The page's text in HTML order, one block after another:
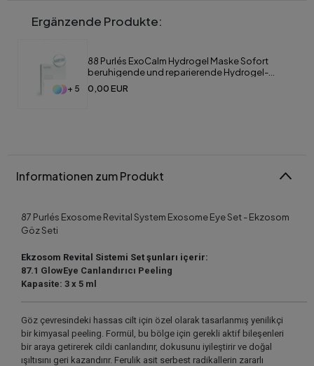
Ergänzende Produkte:
+ 5
88 Purlés ExoCalm Hydrogel Maske Sofort
beruhigende und reparierende Hydrogel-
Maske
0,00 EUR
Informationen zum Produkt
87 Purlés Exosome Revital System Exosome Eye Set - Ekzosom
Göz Seti
Ekzosom Revital Sistemi Set şunları içerir:
87.1 GlowEye Canlandırıcı Peeling
Kapasite: 3 x 5 ml
Göz çevresindeki hassas cilt için özel olarak tasarlanmış yenilikçi
bir kimyasal peeling. Formül, bu bölge için gerekli aktif bileşenleri
bir araya getirerek cildi canlandırır, dokusunu iyileştirir ve doğal
ışıltısını geri kazandırır. Ferulik asit serbest radikallerin zararlı